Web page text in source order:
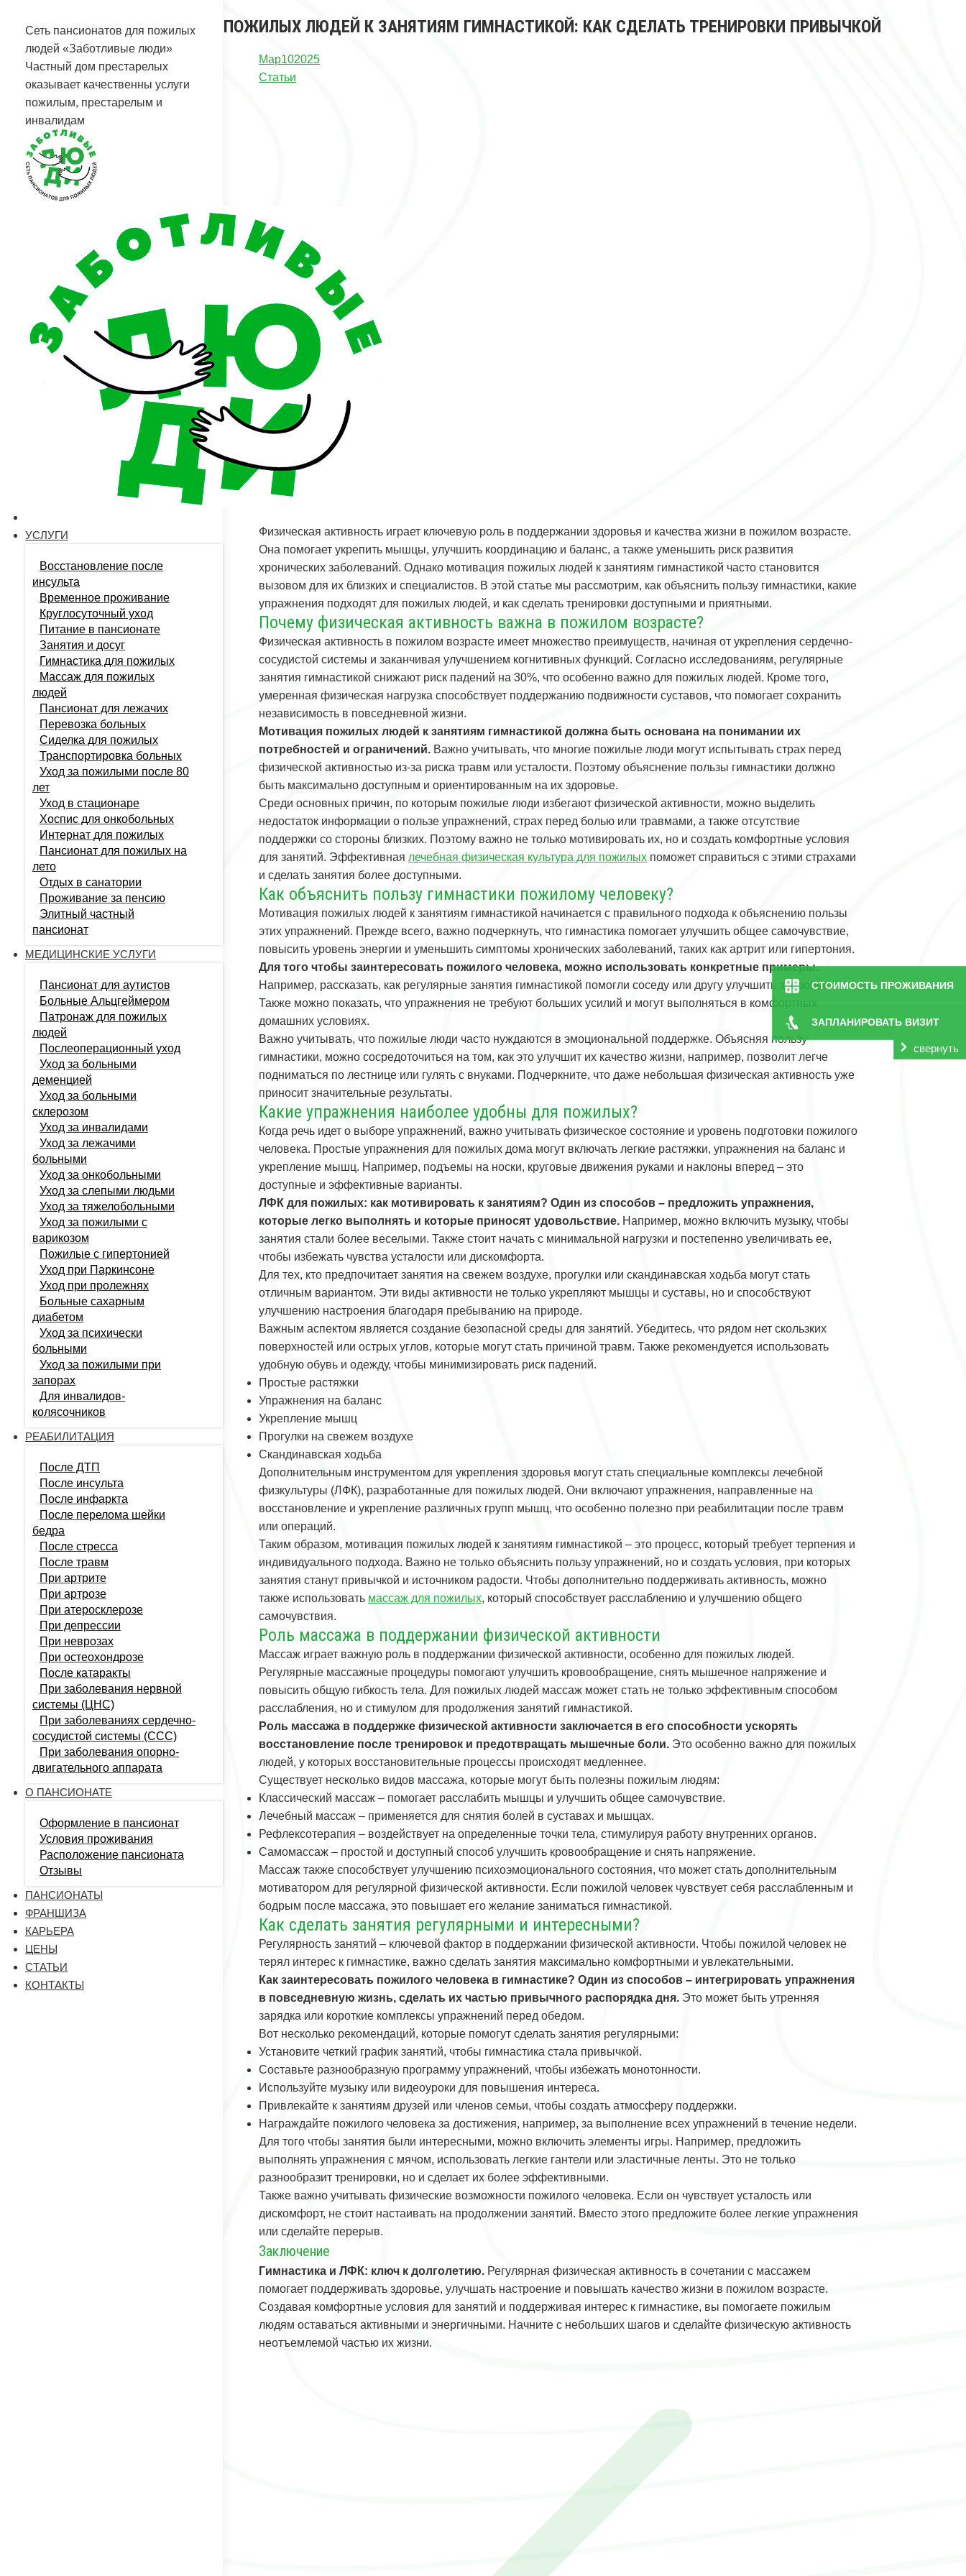
СТОИМОСТЬ ПРОЖИВАНИЯ
ЗАПЛАНИРОВАТЬ ВИЗИТ
свернуть
содержанию
Сеть пансионатов для пожилых
людей «Заботливые люди»
Частный дом престарелых
оказывает качественны услуги
пожилым, престарелым и
инвалидам
УСЛУГИ
Восстановление после
инсульта
Временное проживание
Круглосуточный уход
Питание в пансионате
Занятия и досуг
Гимнастика для пожилых
Массаж для пожилых
людей
Пансионат для лежачих
Перевозка больных
Сиделка для пожилых
Транспортировка больных
Уход за пожилыми после 80
лет
Уход в стационаре
Хоспис для онкобольных
Интернат для пожилых
Пансионат для пожилых на
лето
Отдых в санатории
Проживание за пенсию
Элитный частный
пансионат
МЕДИЦИНСКИЕ УСЛУГИ
Пансионат для аутистов
Больные Альцгеймером
Патронаж для пожилых
людей
Послеоперационный уход
Уход за больными
деменцией
Уход за больными
склерозом
Уход за инвалидами
Уход за лежачими
больными
Уход за онкобольными
Уход за слепыми людьми
Уход за тяжелобольными
Уход за пожилыми с
варикозом
Пожилые с гипертонией
Уход при Паркинсоне
Уход при пролежнях
Больные сахарным
диабетом
Уход за психически
больными
Уход за пожилыми при
запорах
Для инвалидов-
колясочников
РЕАБИЛИТАЦИЯ
После ДТП
После инсульта
После инфаркта
После перелома шейки
бедра
После стресса
После травм
При артрите
При артрозе
При атеросклерозе
При депрессии
При неврозах
При остеохондрозе
После катаракты
При заболевания нервной
системы (ЦНС)
При заболеваниях сердечно-
сосудистой системы (CCC)
При заболевания опорно-
двигательного аппарата
О ПАНСИОНАТЕ
Оформление в пансионат
Условия проживания
Расположение пансионата
Отзывы
ПАНСИОНАТЫ
ФРАНШИЗА
КАРЬЕРА
ЦЕНЫ
СТАТЬИ
КОНТАКТЫ
СОВЕТЫ ПО МОТИВАЦИИ ПОЖИЛЫХ ЛЮДЕЙ К ЗАНЯТИЯМ ГИМНАСТИКОЙ: КАК СДЕЛАТЬ ТРЕНИРОВКИ ПРИВЫЧКОЙ
Вы здесь:
Главная
Статьи
Советы по мотивации пожилых людей…
Мар102025
Статьи
Физическая активность играет ключевую роль в поддержании здоровья и качества жизни в пожилом возрасте.
Она помогает укрепить мышцы, улучшить координацию и баланс, а также уменьшить риск развития
хронических заболеваний. Однако мотивация пожилых людей к занятиям гимнастикой часто становится
вызовом для их близких и специалистов. В этой статье мы рассмотрим, как объяснить пользу гимнастики, какие
упражнения подходят для пожилых людей, и как сделать тренировки доступными и приятными.
Почему физическая активность важна в пожилом возрасте?
Физическая активность в пожилом возрасте имеет множество преимуществ, начиная от укрепления сердечно-
сосудистой системы и заканчивая улучшением когнитивных функций. Согласно исследованиям, регулярные
занятия гимнастикой снижают риск падений на 30%, что особенно важно для пожилых людей. Кроме того,
умеренная физическая нагрузка способствует поддержанию подвижности суставов, что помогает сохранить
независимость в повседневной жизни.
Мотивация пожилых людей к занятиям гимнастикой должна быть основана на понимании их
потребностей и ограничений. Важно учитывать, что многие пожилые люди могут испытывать страх перед
физической активностью из-за риска травм или усталости. Поэтому объяснение пользы гимнастики должно
быть максимально доступным и ориентированным на их здоровье.
Среди основных причин, по которым пожилые люди избегают физической активности, можно выделить
недостаток информации о пользе упражнений, страх перед болью или травмами, а также отсутствие
поддержки со стороны близких. Поэтому важно не только мотивировать их, но и создать комфортные условия
для занятий. Эффективная лечебная физическая культура для пожилых поможет справиться с этими страхами
и сделать занятия более доступными.
Как объяснить пользу гимнастики пожилому человеку?
Мотивация пожилых людей к занятиям гимнастикой начинается с правильного подхода к объяснению пользы
этих упражнений. Прежде всего, важно подчеркнуть, что гимнастика помогает улучшить общее самочувствие,
повысить уровень энергии и уменьшить симптомы хронических заболеваний, таких как артрит или гипертония.
Для того чтобы заинтересовать пожилого человека, можно использовать конкретные примеры.
Например, рассказать, как регулярные занятия гимнастикой помогли соседу или другу улучшить здоровье.
Также можно показать, что упражнения не требуют больших усилий и могут выполняться в комфортных
домашних условиях.
Важно учитывать, что пожилые люди часто нуждаются в эмоциональной поддержке. Объясняя пользу
гимнастики, можно сосредоточиться на том, как это улучшит их качество жизни, например, позволит легче
подниматься по лестнице или гулять с внуками. Подчеркните, что даже небольшая физическая активность уже
приносит значительные результаты.
Какие упражнения наиболее удобны для пожилых?
Когда речь идет о выборе упражнений, важно учитывать физическое состояние и уровень подготовки пожилого
человека. Простые упражнения для пожилых дома могут включать легкие растяжки, упражнения на баланс и
укрепление мышц. Например, подъемы на носки, круговые движения руками и наклоны вперед – это
доступные и эффективные варианты.
ЛФК для пожилых: как мотивировать к занятиям? Один из способов – предложить упражнения,
которые легко выполнять и которые приносят удовольствие. Например, можно включить музыку, чтобы
занятия стали более веселыми. Также стоит начать с минимальной нагрузки и постепенно увеличивать ее,
чтобы избежать чувства усталости или дискомфорта.
Для тех, кто предпочитает занятия на свежем воздухе, прогулки или скандинавская ходьба могут стать
отличным вариантом. Эти виды активности не только укрепляют мышцы и суставы, но и способствуют
улучшению настроения благодаря пребыванию на природе.
Важным аспектом является создание безопасной среды для занятий. Убедитесь, что рядом нет скользких
поверхностей или острых углов, которые могут стать причиной травм. Также рекомендуется использовать
удобную обувь и одежду, чтобы минимизировать риск падений.
Простые растяжки
Упражнения на баланс
Укрепление мышц
Прогулки на свежем воздухе
Скандинавская ходьба
Дополнительным инструментом для укрепления здоровья могут стать специальные комплексы лечебной
физкультуры (ЛФК), разработанные для пожилых людей. Они включают упражнения, направленные на
восстановление и укрепление различных групп мышц, что особенно полезно при реабилитации после травм
или операций.
Таким образом, мотивация пожилых людей к занятиям гимнастикой – это процесс, который требует терпения и
индивидуального подхода. Важно не только объяснить пользу упражнений, но и создать условия, при которых
занятия станут привычкой и источником радости. Чтобы дополнительно поддерживать активность, можно
также использовать массаж для пожилых, который способствует расслаблению и улучшению общего
самочувствия.
Роль массажа в поддержании физической активности
Массаж играет важную роль в поддержании физической активности, особенно для пожилых людей.
Регулярные массажные процедуры помогают улучшить кровообращение, снять мышечное напряжение и
повысить общую гибкость тела. Для пожилых людей массаж может стать не только эффективным способом
расслабления, но и стимулом для продолжения занятий гимнастикой.
Роль массажа в поддержке физической активности заключается в его способности ускорять
восстановление после тренировок и предотвращать мышечные боли. Это особенно важно для пожилых
людей, у которых восстановительные процессы происходят медленнее.
Существует несколько видов массажа, которые могут быть полезны пожилым людям:
Классический массаж – помогает расслабить мышцы и улучшить общее самочувствие.
Лечебный массаж – применяется для снятия болей в суставах и мышцах.
Рефлексотерапия – воздействует на определенные точки тела, стимулируя работу внутренних органов.
Самомассаж – простой и доступный способ улучшить кровообращение и снять напряжение.
Массаж также способствует улучшению психоэмоционального состояния, что может стать дополнительным
мотиватором для регулярной физической активности. Если пожилой человек чувствует себя расслабленным и
бодрым после массажа, это повышает его желание заниматься гимнастикой.
Как сделать занятия регулярными и интересными?
Регулярность занятий – ключевой фактор в поддержании физической активности. Чтобы пожилой человек не
терял интерес к гимнастике, важно сделать занятия максимально комфортными и увлекательными.
Как заинтересовать пожилого человека в гимнастике? Один из способов – интегрировать упражнения
в повседневную жизнь, сделать их частью привычного распорядка дня. Это может быть утренняя
зарядка или короткие комплексы упражнений перед обедом.
Вот несколько рекомендаций, которые помогут сделать занятия регулярными:
Установите четкий график занятий, чтобы гимнастика стала привычкой.
Составьте разнообразную программу упражнений, чтобы избежать монотонности.
Используйте музыку или видеоуроки для повышения интереса.
Привлекайте к занятиям друзей или членов семьи, чтобы создать атмосферу поддержки.
Награждайте пожилого человека за достижения, например, за выполнение всех упражнений в течение недели.
Для того чтобы занятия были интересными, можно включить элементы игры. Например, предложить
выполнять упражнения с мячом, использовать легкие гантели или эластичные ленты. Это не только
разнообразит тренировки, но и сделает их более эффективными.
Также важно учитывать физические возможности пожилого человека. Если он чувствует усталость или
дискомфорт, не стоит настаивать на продолжении занятий. Вместо этого предложите более легкие упражнения
или сделайте перерыв.
Заключение
Гимнастика и ЛФК: ключ к долголетию. Регулярная физическая активность в сочетании с массажем
помогает поддерживать здоровье, улучшать настроение и повышать качество жизни в пожилом возрасте.
Создавая комфортные условия для занятий и поддерживая интерес к гимнастике, вы помогаете пожилым
людям оставаться активными и энергичными. Начните с небольших шагов и сделайте физическую активность
неотъемлемой частью их жизни.